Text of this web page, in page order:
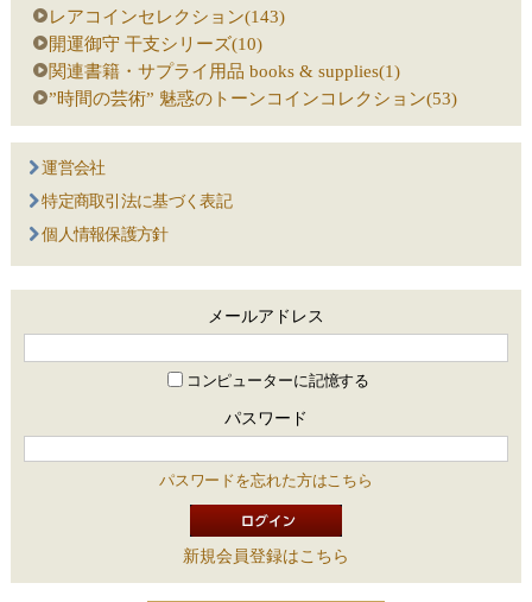
レアコインセレクション(143)
開運御守 干支シリーズ(10)
関連書籍・サプライ用品 books & supplies(1)
”時間の芸術” 魅惑のトーンコインコレクション(53)
運営会社
特定商取引法に基づく表記
個人情報保護方針
メールアドレス
コンピューターに記憶する
パスワード
パスワードを忘れた方はこちら
新規会員登録はこちら